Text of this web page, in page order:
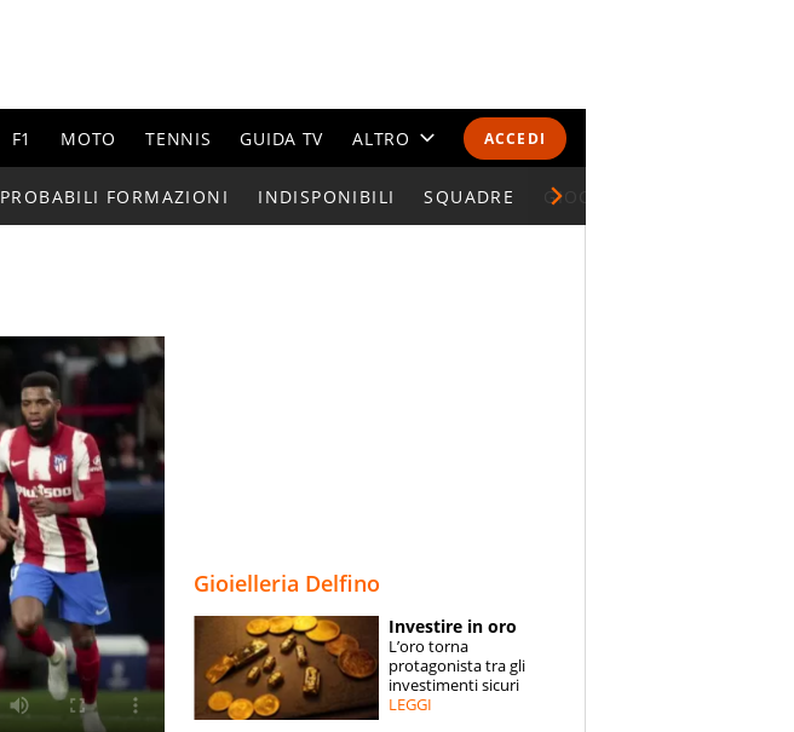
ACCEDI
F1 MOTO TENNIS GUIDA TV ALTRO
CALENDARI E CLASSIFICHE
ESPERTI
CONTATTI
PROBABILI FORMAZIONI INDISPONIBILI SQUADRE GIOCATORI SERIE A
Gioielleria Delfino
Investire in oro
L’oro torna
protagonista tra gli
investimenti sicuri
LEGGI